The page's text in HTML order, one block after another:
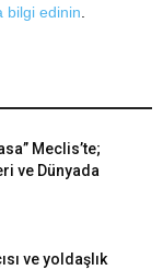
bilgi edinin.
Meclis’te;
ve Dünyada
ve yoldaşlık